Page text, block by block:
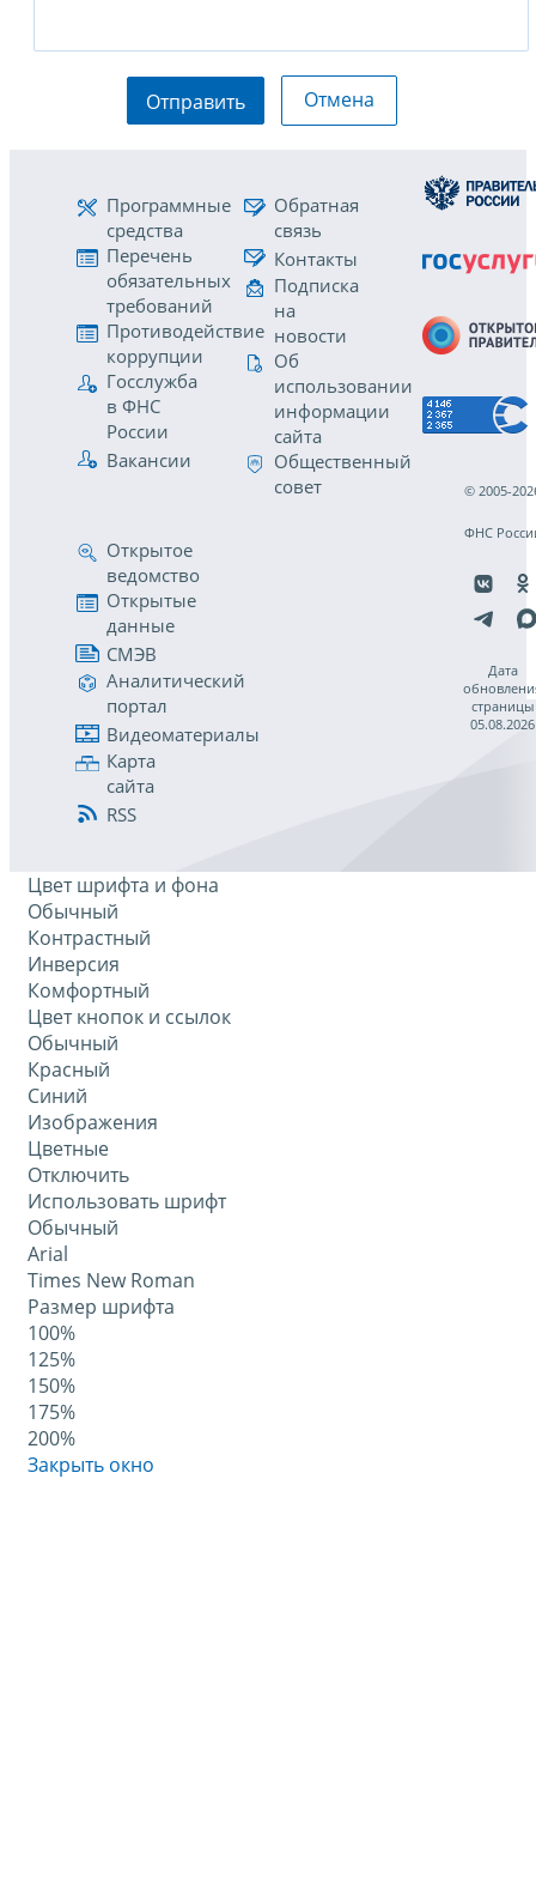
Отправить Отмена
Программные
средства
Перечень
обязательных
требований
Противодействие
коррупции
Госслужба
в ФНС
России
Вакансии
Обратная
связь
Контакты
Подписка
на
новости
Об
использовании
информации
сайта
Общественный
совет
Открытое
ведомство
Открытые
данные
СМЭВ
Аналитический
портал
Видеоматериалы
Карта
сайта
RSS
© 2005-
ФНС
Дата
страницы
05.08.2026
Цвет шрифта и фона
Обычный
Контрастный
Инверсия
Комфортный
Цвет кнопок и ссылок
Обычный
Красный
Синий
Изображения
Цветные
Отключить
Использовать шрифт
Обычный
Arial
Times New Roman
Размер шрифта
100%
125%
150%
175%
200%
Закрыть окно